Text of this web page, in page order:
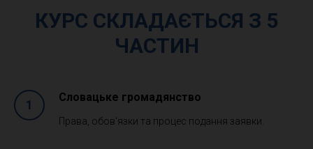
КУРС СКЛАДАЄТЬСЯ З 5
ЧАСТИН
Словацьке громадянство
Права, обов'язки та процес подання заявки.